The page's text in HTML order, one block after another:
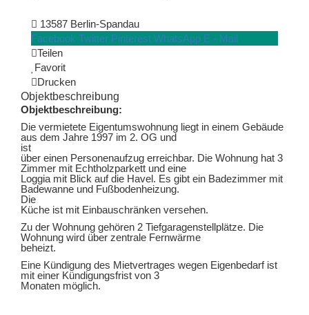
13587 Berlin-Spandau
Facebook Twitter Pinterest WhatsApp E - Mail
Teilen
Favorit
Drucken
Objektbeschreibung
Objektbeschreibung:
Die vermietete Eigentumswohnung liegt in einem Gebäude
aus dem Jahre 1997 im 2. OG und
ist
über einen Personenaufzug erreichbar. Die Wohnung hat 3
Zimmer mit Echtholzparkett und eine
Loggia mit Blick auf die Havel. Es gibt ein Badezimmer mit
Badewanne und Fußbodenheizung.
Die
Küche ist mit Einbauschränken versehen.
Zu der Wohnung gehören 2 Tiefgaragenstellplätze. Die
Wohnung wird über zentrale Fernwärme
beheizt.
Eine Kündigung des Mietvertrages wegen Eigenbedarf ist
mit einer Kündigungsfrist von 3
Monaten möglich.